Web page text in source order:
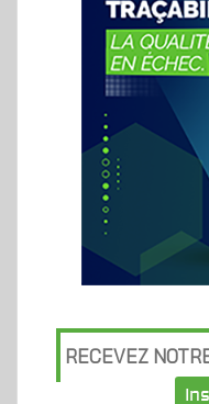
RECEVEZ